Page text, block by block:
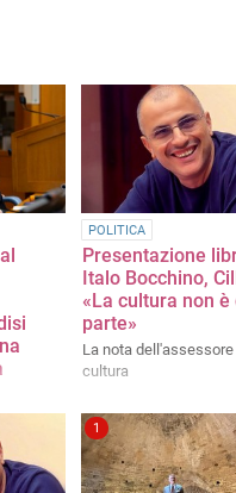
alla
POLITICA
Presentazione
Italo Bocchino,
«La cultura non è
parte»
La nota dell'assessore alla
cultura
1